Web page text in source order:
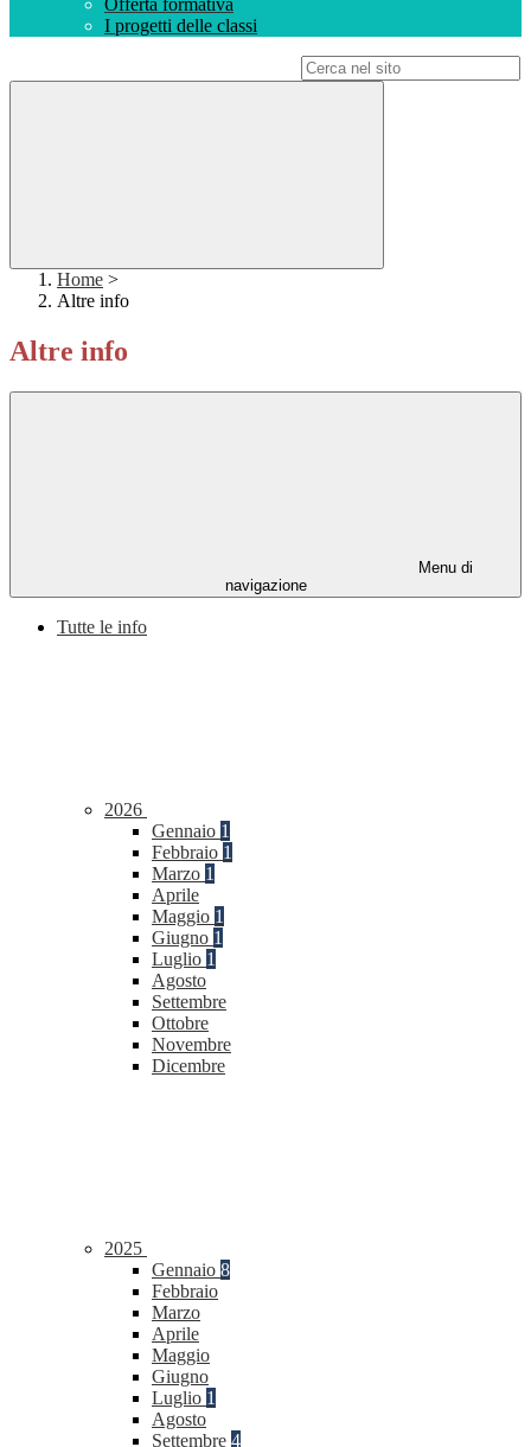
Offerta formativa
I progetti delle classi
Home >
Altre info
Altre info
Menu di
navigazione
Tutte le info
2026
Gennaio 1
Febbraio 1
Marzo 1
Aprile
Maggio 1
Giugno 1
Luglio 1
Agosto
Settembre
Ottobre
Novembre
Dicembre
2025
Gennaio 8
Febbraio
Marzo
Aprile
Maggio
Giugno
Luglio 1
Agosto
Settembre 4